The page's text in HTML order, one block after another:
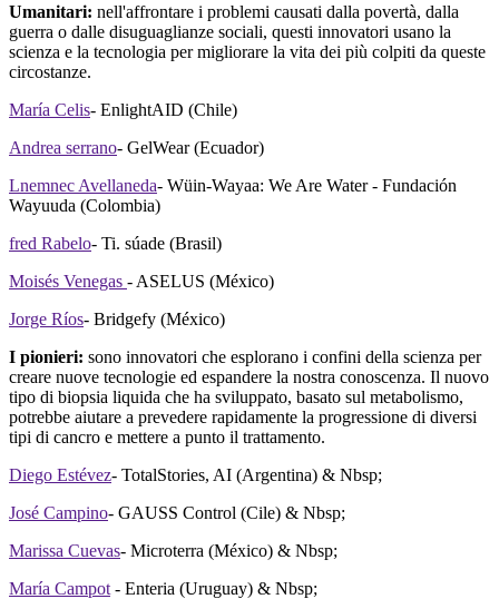
Umanitari: nell'affrontare i problemi causati dalla povertà, dalla
guerra o dalle disuguaglianze sociali, questi innovatori usano la
scienza e la tecnologia per migliorare la vita dei più colpiti da queste
circostanze.
María Celis- EnlightAID (Chile)
Andrea serrano- GelWear (Ecuador)
Lnemnec Avellaneda- Wüin-Wayaa: We Are Water - Fundación
Wayuuda (Colombia)
fred Rabelo- Ti. súade (Brasil)
Moisés Venegas - ASELUS (México)
Jorge Ríos- Bridgefy (México)
I pionieri: sono innovatori che esplorano i confini della scienza per
creare nuove tecnologie ed espandere la nostra conoscenza. Il nuovo
tipo di biopsia liquida che ha sviluppato, basato sul metabolismo,
potrebbe aiutare a prevedere rapidamente la progressione di diversi
tipi di cancro e mettere a punto il trattamento.
Diego Estévez- TotalStories, AI (Argentina) & Nbsp;
José Campino- GAUSS Control (Cile) & Nbsp;
Marissa Cuevas- Microterra (México) & Nbsp;
María Campot - Enteria (Uruguay) & Nbsp;